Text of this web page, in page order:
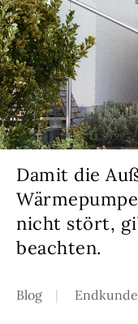
Damit die
nicht stört,
beachten.
Blog